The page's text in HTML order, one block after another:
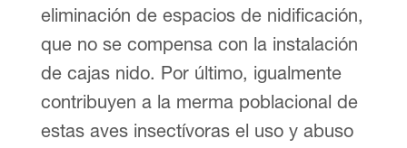
eliminación de espacios de nidificación,
que no se compensa con la instalación
de cajas nido. Por último, igualmente
contribuyen a la merma poblacional de
estas aves insectívoras el uso y abuso